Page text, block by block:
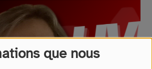
que nous